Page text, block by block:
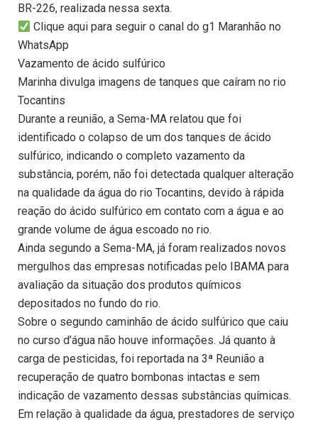
BR-226, realizada nessa sexta.
Clique aqui para seguir o canal do g1 Maranhão no
WhatsApp
Vazamento de ácido sulfúrico
Marinha divulga imagens de tanques que caíram no rio
Tocantins
Durante a reunião, a Sema-MA relatou que foi
identificado o colapso de um dos tanques de ácido
sulfúrico, indicando o completo vazamento da
substância, porém, não foi detectada qualquer alteração
na qualidade da água do rio Tocantins, devido à rápida
reação do ácido sulfúrico em contato com a água e ao
grande volume de água escoado no rio.
Ainda segundo a Sema-MA, já foram realizados novos
mergulhos das empresas notificadas pelo IBAMA para
avaliação da situação dos produtos químicos
depositados no fundo do rio.
Sobre o segundo caminhão de ácido sulfúrico que caiu
no curso d’água não houve informações. Já quanto à
carga de pesticidas, foi reportada na 3ª Reunião a
recuperação de quatro bombonas intactas e sem
indicação de vazamento dessas substâncias químicas.
Em relação à qualidade da água, prestadores de serviço